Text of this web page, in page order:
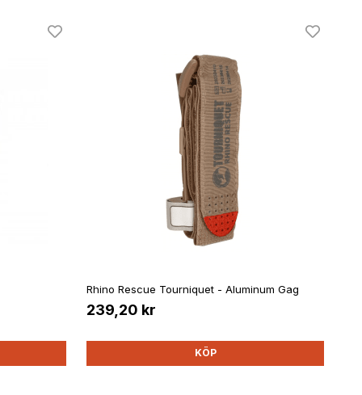
Rhino Rescue Tourniquet - Aluminum Gag
239,20 kr
KÖP